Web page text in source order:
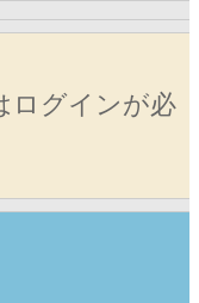
ログインが必